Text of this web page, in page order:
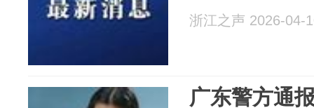
浙江之声 2026-04-
广东警方通